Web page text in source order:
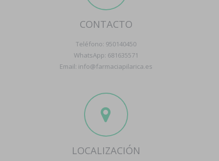
CONTACTO
Teléfono: 950140450
WhatsApp: 681635571
Email: info@farmaciapilarica.es
LOCALIZACIÓN